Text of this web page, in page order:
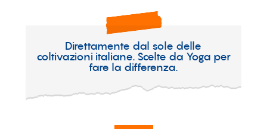
Direttamente dal sole delle
coltivazioni italiane. Scelte da Yoga per
fare la differenza.